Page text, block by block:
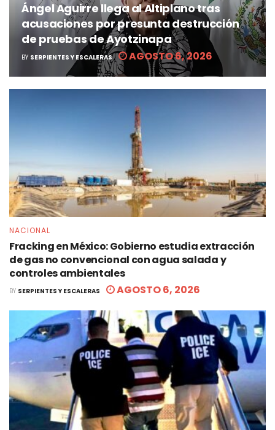
Ángel Aguirre llega al Altiplano tras
acusaciones por presunta destrucción
de pruebas de Ayotzinapa
BY SERPIENTES Y ESCALERAS AGOSTO 6, 2026
NACIONAL
Fracking en México: Gobierno estudia extracción
de gas no convencional con agua salada y
controles ambientales
BY SERPIENTES Y ESCALERAS AGOSTO 6, 2026